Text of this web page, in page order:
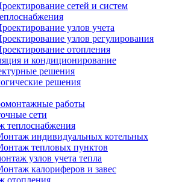
сетей и систем
узлов учета
узлов регулирования
отопления
и кондиционирование
решения
решения
работы
сети
теплоснабжения
индивидуальных котельных
тепловых пунктов
узлов учета тепла
калориферов и завес
отопления